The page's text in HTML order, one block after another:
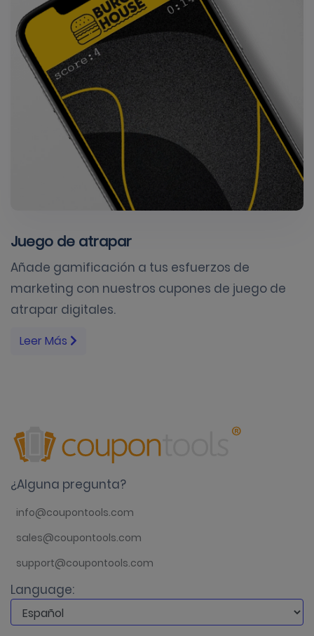
Juego de atrapar
Añade gamificación a tus esfuerzos de
marketing con nuestros cupones de juego de
atrapar digitales.
Leer Más
¿Alguna pregunta?
info@coupontools.com
sales@coupontools.com
support@coupontools.com
Language: